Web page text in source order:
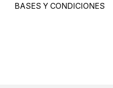
BASES Y CONDICIONES